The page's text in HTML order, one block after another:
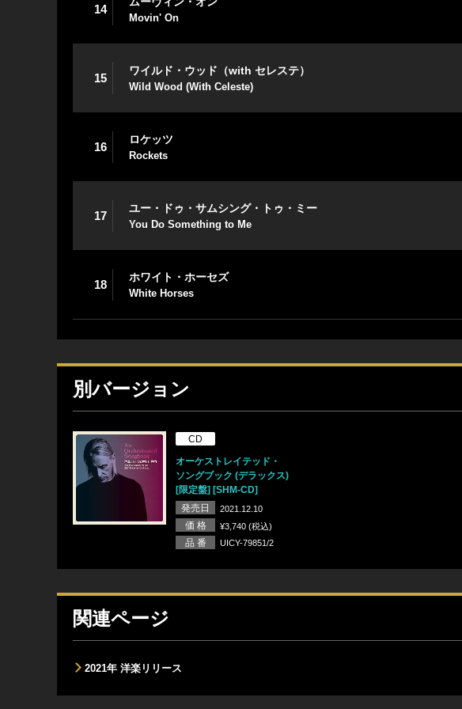
14
Movin' On
15
ワイルド・ウッド（with セレステ）
Wild Wood (With Celeste)
16
ロケッツ
Rockets
17
ユー・ドゥ・サムシング・トゥ・ミー
You Do Something to Me
18
ホワイト・ホーセズ
White Horses
別バージョン
CD
オーケストレイテッド・
ソングブック (デラックス)
[限定盤] [SHM-CD]
発売日
2021.12.10
価 格 ¥3,740 (税込)
品 番 UICY-79851/2
関連ページ
2021年 洋楽リリース